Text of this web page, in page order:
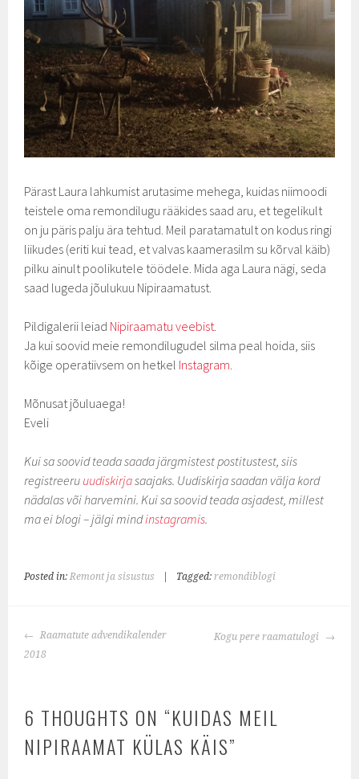
Pärast Laura lahkumist arutasime mehega, kuidas niimoodi
teistele oma remondilugu rääkides saad aru, et tegelikult
on ju päris palju ära tehtud. Meil paratamatult on kodus ringi
liikudes (eriti kui tead, et valvas kaamerasilm su kõrval käib)
pilku ainult poolikutele töödele. Mida aga Laura nägi, seda
saad lugeda jõulukuu Nipiraamatust.
Pildigalerii leiad Nipiraamatu veebist
Ja kui soovid meie remondilugudel silma peal hoida, siis
kõige operatiivsem on hetkel Instagram
Mõnusat jõuluaega!
Eveli
Kui sa soovid teada saada järgmistest postitustest, siis
registreeru uudiskirjasaajaks. Uudiskirja saadan välja kord
nädalas või harvemini. Kui sa soovid teada asjadest, millest
ma ei blogi – jälgi mindinstagramis.
Posted in: Remont ja sisustus Tagged:remondiblogi
POST
NAVIGATION
Raamatute advendikalender
2018
Kogu pere raamatulogi
6 THOUGHTS ON “KUIDAS MEIL
NIPIRAAMAT KÜLAS KÄIS”